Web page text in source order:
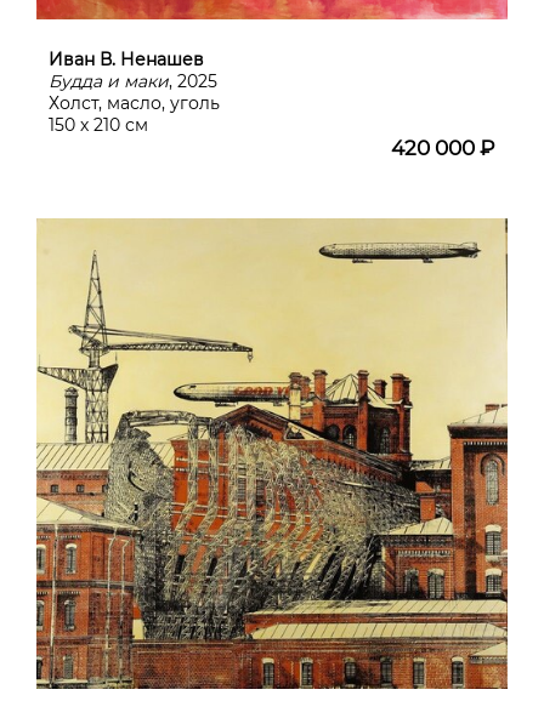
Иван В. Ненашев
Будда и маки, 2025
Холст, масло, уголь
150 х 210 см
420 000 ₽